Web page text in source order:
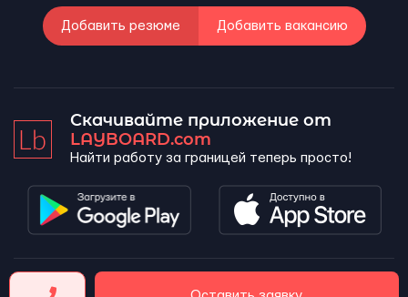
Добавить резюме Добавить вакансию
Скачивайте приложение от
LAYBOARD.com
Найти работу за границей теперь просто!
LAYBOARD, SL Copyright 2026 ©